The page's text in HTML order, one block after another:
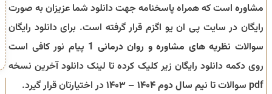
مشاوره است که همراه پاسخنامه جهت دانلود شما عزیزان به صورت
رایگان در سایت پی ان یو اگزم قرار گرفته است. برای دانلود رایگان
سوالات نظریه های مشاوره و روان درمانی 1
پیام نور کافی است
روی دکمه دانلود رایگان زیر کلیک کرده تا لینک دانلود آخرین نسخه
pdf سوالات تا
نیم سال دوم ۱۴۰۴ – ۱۴۰۳ در اختیارتان قرار گیرد.